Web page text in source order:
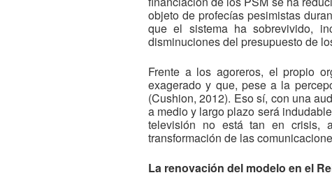
objeto de profecías pesimistas
que el sistema ha sobrevivido,
disminuciones del presupuesto de
Frente a los agoreros, el propio
exagerado y que, pese a la
(Cushion, 2012). Eso sí, con una
a medio y largo plazo será
televisión no está tan en crisis,
transformación de las
La renovación del modelo en el